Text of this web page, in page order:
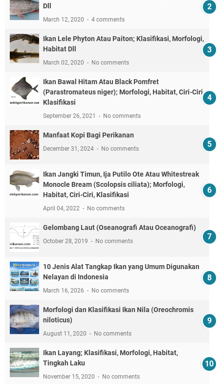
Dll
March 12, 2020 4 comments
Ikan Lele Phyton Atau Paiton; Klasifikasi, Morfologi,
Habitat Dll
March 02, 2020 No comments
Ikan Bawal Hitam Atau Black Pomfret
(Parastromateus niger); Morfologi, Habitat, Ciri-Ciri,
Klasifikasi
September 26, 2021 No comments
Manfaat Kopi Bagi Perikanan
December 31, 2024 No comments
Ikan Jangki Timun, Ija Putilo Ote Atau Whitestreak
Monocle Bream (Scolopsis ciliata); Morfologi,
Habitat, Ciri-Ciri, Klasifikasi
April 04, 2022 No comments
Gelombang Laut (Oseanografi Atau Oceanografi)
October 28, 2019 No comments
10 Jenis Alat Tangkap Ikan yang Umum Digunakan
Nelayan di Indonesia
March 16, 2026 No comments
Morfologi dan Klasifikasi Ikan Nila (Oreochromis
niloticus)
August 11, 2020 No comments
Ikan Layang; Klasifikasi, Morfologi, Habitat,
Tingkah Laku
November 15, 2020 No comments